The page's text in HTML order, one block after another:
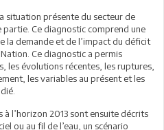
présente du secteur de
partie. Ce diagnostic comprend une
la demande et de l’impact du déficit
Ce diagnostic a permis
les évolutions récentes, les ruptures,
les variables au présent et les
l’horizon 2013 sont ensuite décrits
ou au fil de l’eau, un scénario